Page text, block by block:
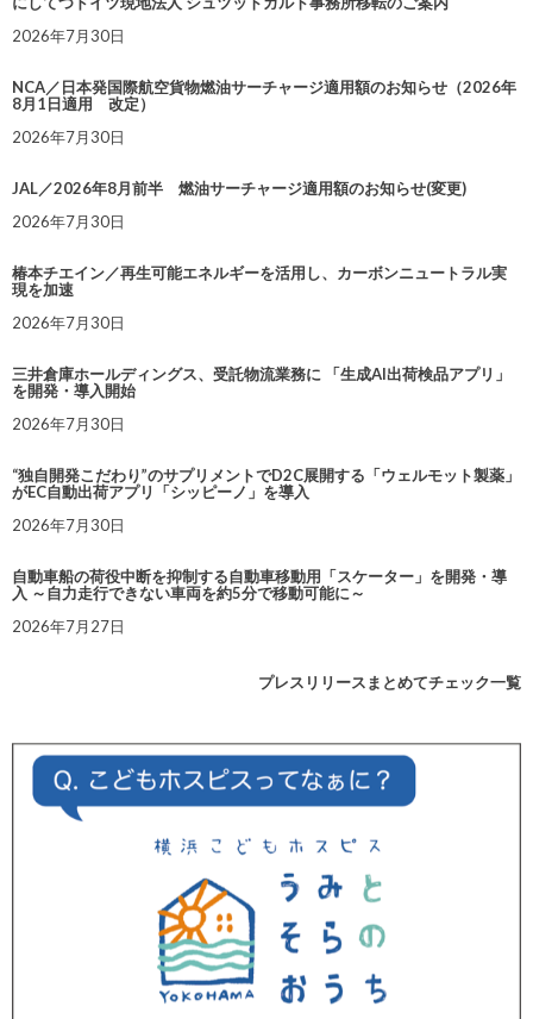
2026年7月30日
NCA／日本発国際航空貨物燃油サーチャージ適用額のお知らせ（2026年
8月1日適用 改定）
2026年7月30日
JAL／2026年8月前半 燃油サーチャージ適用額のお知らせ(変更)
2026年7月30日
椿本チエイン／再生可能エネルギーを活用し、カーボンニュートラル実
現を加速
2026年7月30日
三井倉庫ホールディングス、受託物流業務に 「生成AI出荷検品アプリ」
を開発・導入開始
2026年7月30日
“独自開発こだわり”のサプリメントでD2C展開する「ウェルモット製薬」
がEC自動出荷アプリ「シッピーノ」を導入
2026年7月30日
自動車船の荷役中断を抑制する自動車移動用「スケーター」を開発・導
入 ～自力走行できない車両を約5分で移動可能に～
2026年7月27日
プレスリリースまとめてチェック一覧